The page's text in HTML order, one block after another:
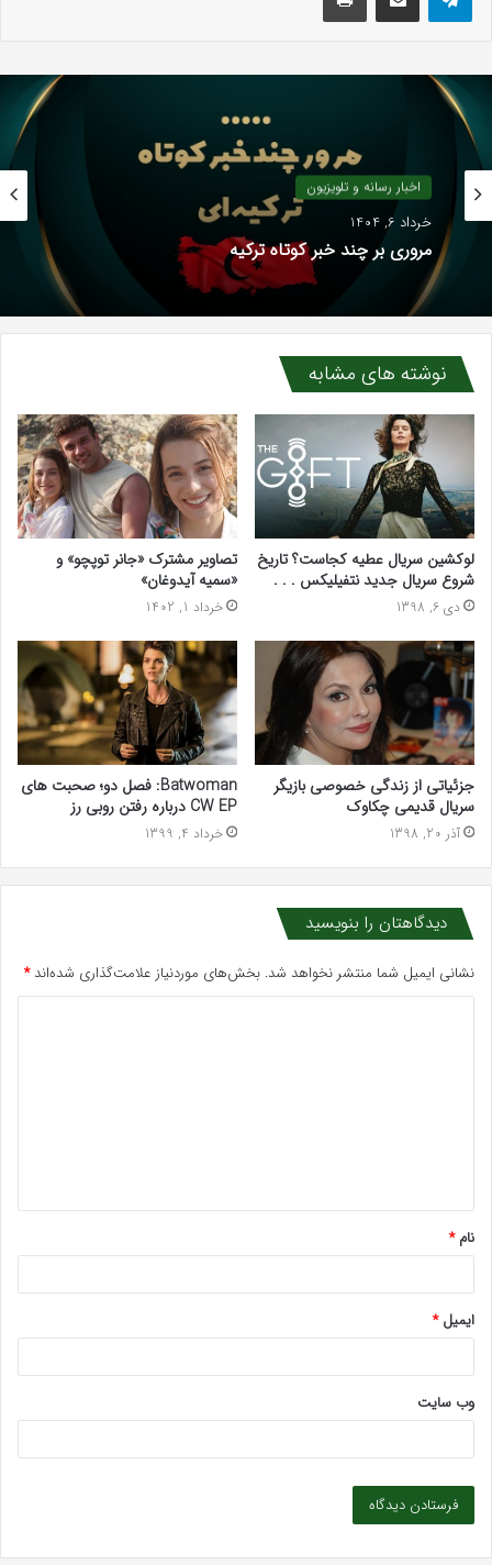
اخبار رسانه و تلویزیون
خرداد 6, 1404
مروری بر چند خبر کوتاه ترکیه
نوشته های مشابه
لوکشین سریال عطیه کجاست؟ تاریخ
شروع سریال جدید نتفیلیکس . . .
دی 6, 1398
تصاویر مشترک «جانر توپچو» و
«سمیه آیدوغان»
خرداد 1, 1402
جزئیاتی از زندگی خصوصی بازیگر
سریال قدیمی چکاوک
آذر 20, 1398
Batwoman: فصل دو؛ صحبت های
CW EP درباره رفتن روبی رز
خرداد 4, 1399
دیدگاهتان را بنویسید
نشانی ایمیل شما منتشر نخواهد شد. بخش‌های موردنیاز علامت‌گذاری شده‌اند*
*
نام*
ایمیل*
وب‌ سایت